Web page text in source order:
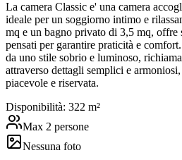
La camera Classic e' una camera
ideale per un soggiorno intimo e
mq e un bagno privato di 3,5 mq, offre
pensati per garantire praticità e
da uno stile sobrio e luminoso,
attraverso dettagli semplici e
piacevole e riservata.
Disponibilità: 322 m²
Max 2 persone
Nessuna foto